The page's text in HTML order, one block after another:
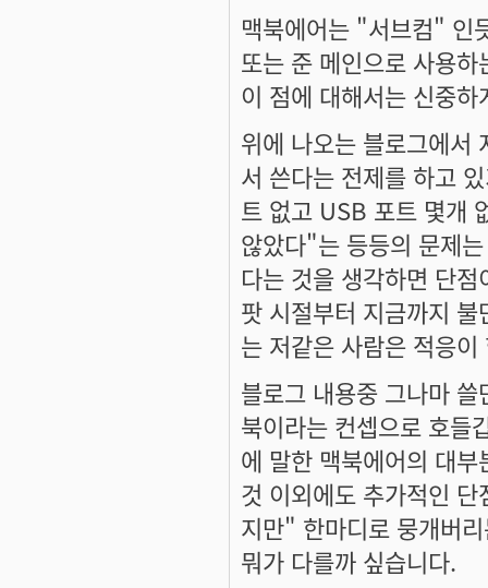
맥북에어는 "서브컴" 인
또는 준 메인으로 사용
이 점에 대해서는 신중
위에 나오는 블로그에서
서 쓴다는 전제를 하고
트 없고 USB 포트 몇개
않았다"는 등등의 문제
다는 것을 생각하면 단
팟 시절부터 지금까지
는 저같은 사람은 적응이
블로그 내용중 그나마
북이라는 컨셉으로 호들
에 말한 맥북에어의 대
것 이외에도 추가적인
지만" 한마디로 뭉개버
뭐가 다를까 싶습니다.